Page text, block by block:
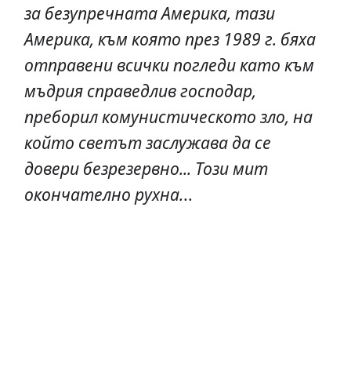
за безупречната Америка, тази
Америка, към която през 1989 г. бяха
отправени всички погледи като към
мъдрия справедлив господар,
преборил комунистическото зло, на
който светът заслужава да се
довери безрезервно... Този мит
окончателно рухна...